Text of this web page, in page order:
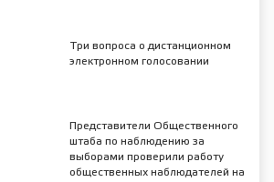
Три вопроса о дистанционном
электронном голосовании
Представители Общественного
штаба по наблюдению за
выборами проверили работу
общественных наблюдателей на